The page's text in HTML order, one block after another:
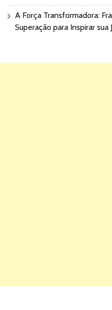
A Força Transformadora:
Superação para Inspirar sua